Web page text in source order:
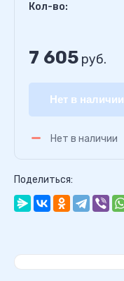
Кол-во:
7 605 руб.
Нет в наличии
Нет в наличии
Поделиться: